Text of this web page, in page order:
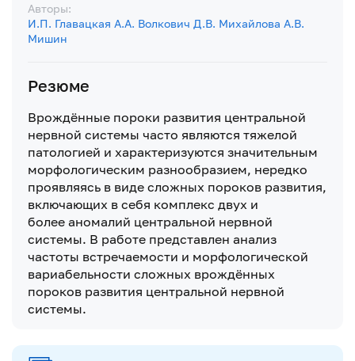
Авторы:
И.П. Главацкая А.А. Волкович Д.В. Михайлова А.В.
Мишин
Резюме
Врождённые пороки развития центральной
нервной системы часто являются тяжелой
патологией и характеризуются значительным
морфологическим разнообразием, нередко
проявляясь в виде сложных пороков развития,
включающих в себя комплекс двух и
более аномалий центральной нервной
системы. В работе представлен анализ
частоты встречаемости и морфологической
вариабельности сложных врождённых
пороков развития центральной нервной
системы.